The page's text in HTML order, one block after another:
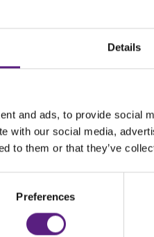
Details
and ads, to provide social
with our social media,
to them or that they’ve
Preferences
Bez obzira na to koji automobil
CARWIZU imamo širok raspon
pronađete idealan automobil za
što korisnici često ne znaju -
povoljno i po vašoj mjeri!
+385 1 4094 451
prodaja@carwiz.hr